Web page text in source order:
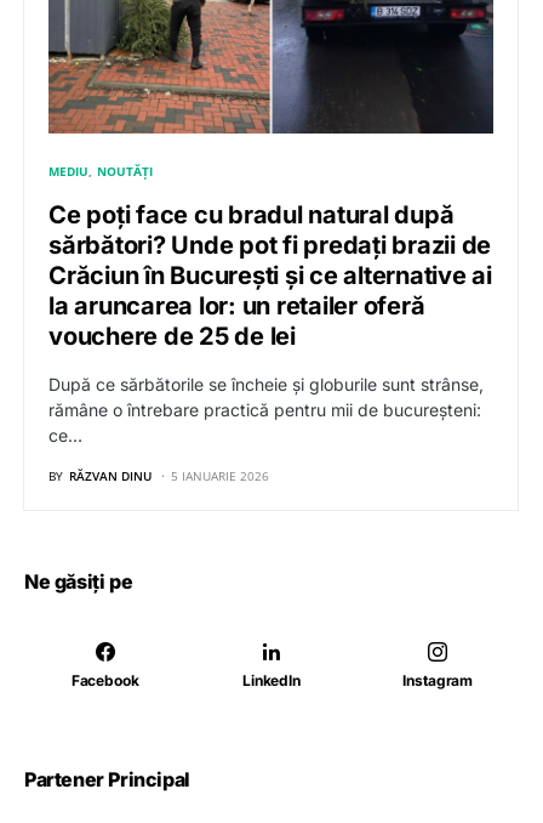
MEDIU NOUTĂȚI
Ce poți face cu bradul natural după
sărbători? Unde pot fi predați brazii de
Crăciun în București și ce alternative ai
la aruncarea lor: un retailer oferă
vouchere de 25 de lei
După ce sărbătorile se încheie și globurile sunt strânse,
rămâne o întrebare practică pentru mii de bucureșteni:
ce…
BY RĂZVAN DINU 5 IANUARIE 2026
Ne găsiți pe
Facebook LinkedIn Instagram
Partener Principal